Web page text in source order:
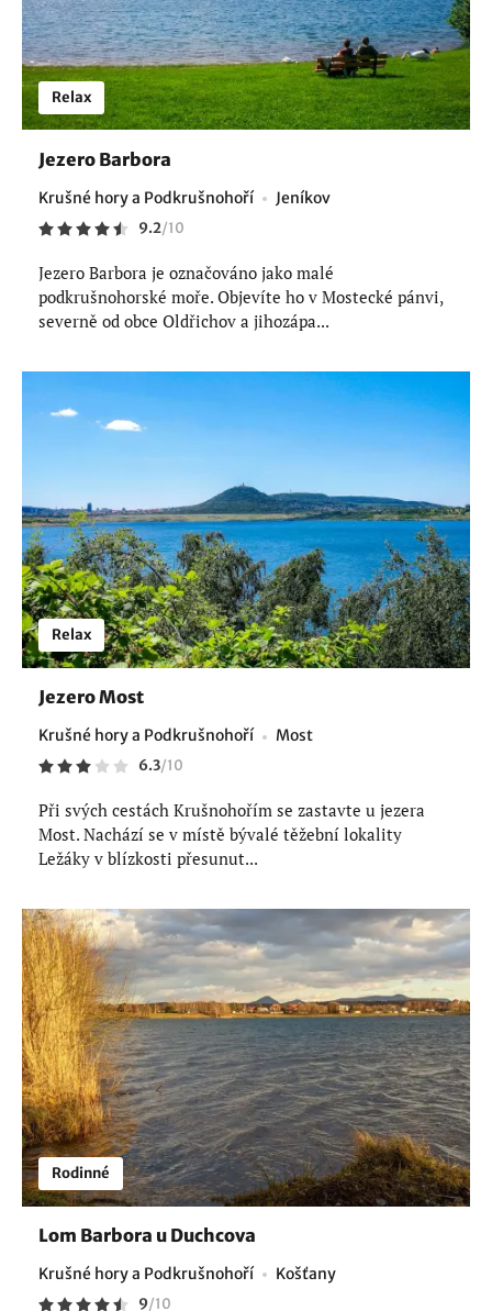
Relax
Jezero Barbora
Krušné hory a Podkrušnohoří Jeníkov
9.2/10
Jezero Barbora je označováno jako malé
podkrušnohorské moře. Objevíte ho v Mostecké pánvi,
severně od obce Oldřichov a jihozápa...
Relax
Jezero Most
Krušné hory a Podkrušnohoří Most
6.3/10
Při svých cestách Krušnohořím se zastavte u jezera
Most. Nachází se v místě bývalé těžební lokality
Ležáky v blízkosti přesunut...
Rodinné
Lom Barbora u Duchcova
Krušné hory a Podkrušnohoří Košťany
9/10